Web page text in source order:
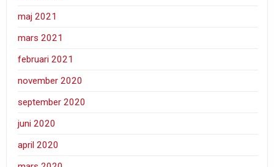
maj 2021
mars 2021
februari 2021
november 2020
september 2020
juni 2020
april 2020